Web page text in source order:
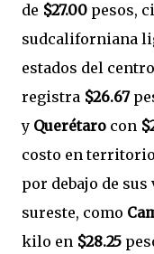
de $27.00 pesos,
sudcaliforniana
estados del
registra $26.67
y Querétaro con
costo en
por debajo de
sureste, como
kilo en $28.25